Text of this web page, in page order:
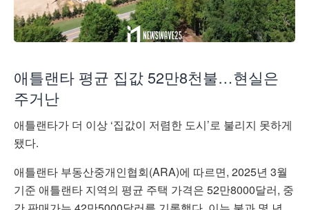
애틀랜타 평균 집값 52만8천불…현실은
주거난
애틀랜타가 더 이상 ‘집값이 저렴한 도시’로 불리지 못하게
됐다.
애틀랜타 부동산중개인협회(ARA)에 따르면, 2025년 3월
기준 애틀랜타 지역의 평균 주택 가격은 52만8000달러, 중